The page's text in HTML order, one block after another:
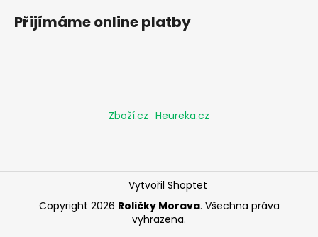
Přijímáme online platby
Zboží.cz Heureka.cz
Vytvořil Shoptet
Copyright 2026 Roličky Morava. Všechna práva
vyhrazena.